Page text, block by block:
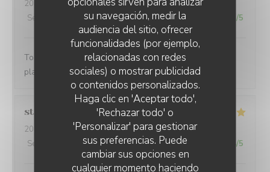
su navegación, medir la
audiencia del sitio, ofrecer
funcionalidades (por ejemplo,
relacionadas con redes
sociales) o mostrar publicidad
o contenidos personalizados.
Haga clic en 'Aceptar todo',
'Rechazar todo' o
'Personalizar' para gestionar
sus preferencias. Puede
cambiar sus opciones en
cualquier momento haciendo
2026-08-07- 13:00 - Invitados 2
Servicio
Ambiente: 5/5 Menú :5/5 Calidad / Precio /5
Toujours excellent chez Pierre et son équipe, très bons
plats, cadre magnifique, service au top !!!!
stephanie
2026-08-07
- 19:30 - Invitados 4
Servicio
Ambiente: 5/5 Menú:4 /5 Calidad / Precio 4/5
LA PLAGE DE L'ÎLE D'OR